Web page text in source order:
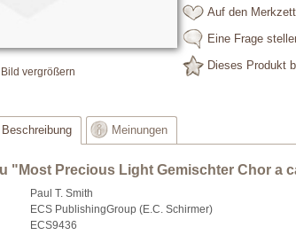
Auf den
Eine Frage
Dieses Produkt
Bild vergrößern
Beschreibung Meinungen
"Most Precious Light Gemischter Chor a
Paul T. Smith
ECS PublishingGroup (E.C. Schirmer)
ECS9436